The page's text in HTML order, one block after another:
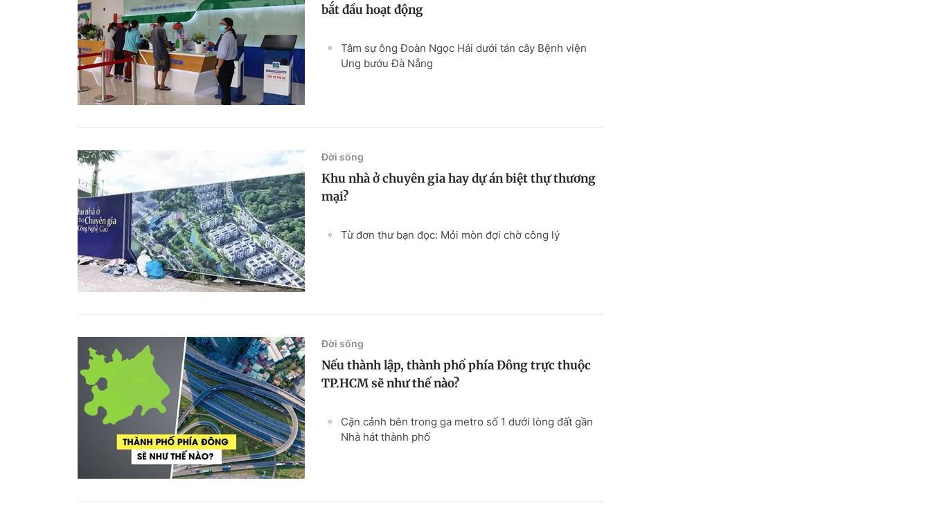
bắt đầu hoạt động
Tâm sự ông Đoàn Ngọc Hải dưới tán cây Bệnh viện
Ung bướu Đà Nẵng
Đời sống
Khu nhà ở chuyên gia hay dự án biệt thự thương
mại?
Từ đơn thư bạn đọc: Mỏi mòn đợi chờ công lý
Đời sống
Nếu thành lập, thành phố phía Đông trực thuộc
TP.HCM sẽ như thế nào?
Cận cảnh bên trong ga metro số 1 dưới lòng đất gần
Nhà hát thành phố